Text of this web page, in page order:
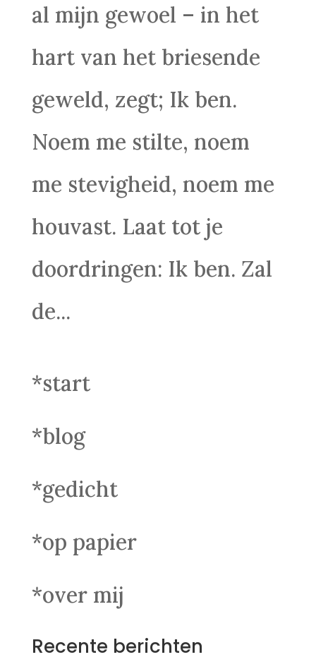
al mijn gewoel – in het
hart van het briesende
geweld, zegt; Ik ben.
Noem me stilte, noem
me stevigheid, noem me
houvast. Laat tot je
doordringen: Ik ben. Zal
de...
*start
*blog
*gedicht
*op papier
*over mij
Recente berichten